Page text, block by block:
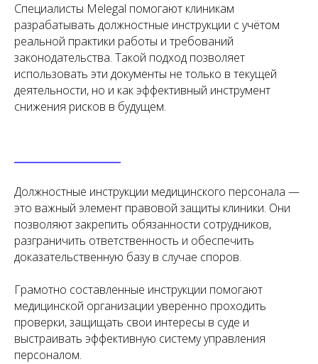
Специалисты Melegal помогают клиникам
разрабатывать должностные инструкции с учётом
реальной практики работы и требований
законодательства. Такой подход позволяет
использовать эти документы не только в текущей
деятельности, но и как эффективный инструмент
снижения рисков в будущем.
Должностные инструкции медицинского персонала —
это важный элемент правовой защиты клиники. Они
позволяют закрепить обязанности сотрудников,
разграничить ответственность и обеспечить
доказательственную базу в случае споров.
Грамотно составленные инструкции помогают
медицинской организации уверенно проходить
проверки, защищать свои интересы в суде и
выстраивать эффективную систему управления
персоналом.
Чимбирева Алина
Я согласен(на) на обработку персональных
данных в соответствии сСогласием
на обработку персональных данных
Политикой в отношении обработки
персональных данных .